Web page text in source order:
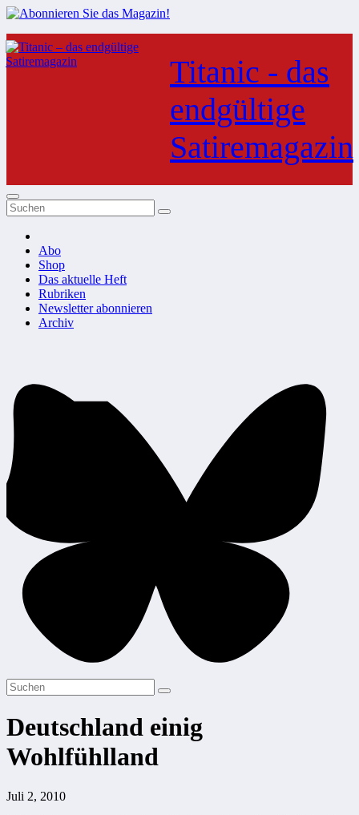
Zum
Inhalt
springen
Titanic - das
endgültige
Satiremagazin
Abo
Shop
Das aktuelle Heft
Rubriken
Newsletter abonnieren
Archiv
Deutschland einig
Wohlfühlland
Juli 2, 2010